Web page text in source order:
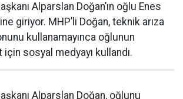
Alparslan Doğan’ın oğlu Enes
giriyor. MHP’li Doğan, teknik arıza
kullanamayınca oğlunun
sosyal medyayı kullandı.
Alparslan Doğan, oğlunu